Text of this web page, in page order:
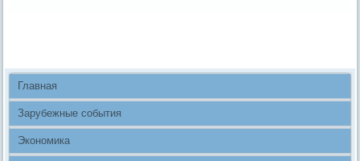
Главная
Зарубежные события
Экономика